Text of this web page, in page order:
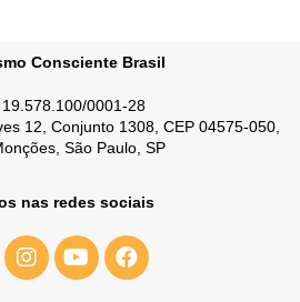
Consciente Brasil
0001-28
12, Conjunto 1308, CEP 04575-050,
São Paulo, SP
nas redes sociais